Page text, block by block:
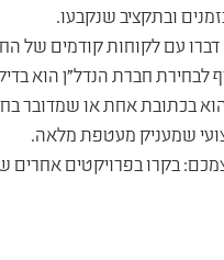
ובתקציב שנקבעו.
עם לקוחות קודמים של
לבחירת חברת הנדל"ן הוא
הוא בכתובת אחת או שמדובר
שמעניק מעטפת מלאה.
בקרו בפרויקטים אחרים